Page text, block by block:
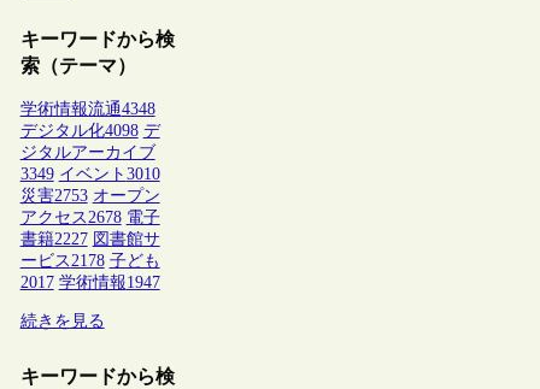
キーワードから検
索（テーマ）
学術情報流通4348
デジタル化4098 デ
ジタルアーカイブ
3349 イベント 3010
災害2753 オープン
アクセス2678 電子
書籍2227 図書館サ
ービス2178 子ども
2017 学術情報1947
続きを見る
キーワードから検